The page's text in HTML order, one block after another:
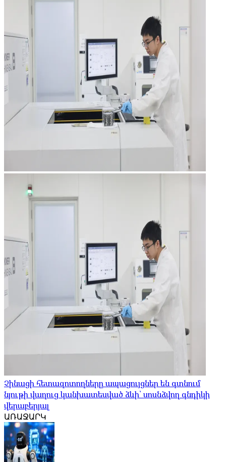
Չինացի հետազոտողները ապացույցներ են գտնում
նյութի վաղուց կանխատեսված ձևի՝ սոսնձվող գնդիկի
վերաբերյալ
ԱՌԱՋԱՐԿ